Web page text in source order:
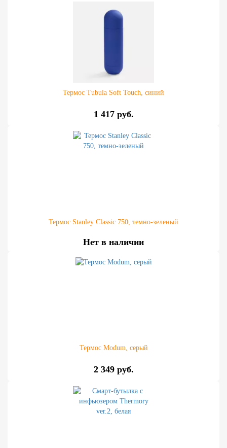
Термос Tubula Soft Touch, синий
1 417 руб.
Термос Stanley Classic 750, темно-зеленый
Нет в наличии
Термос Modum, серый
2 349 руб.